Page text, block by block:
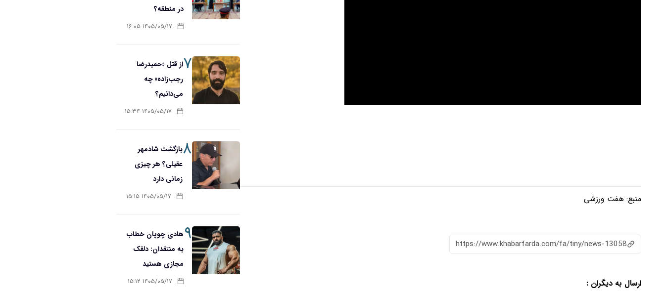
منبع: هفت ورزشی
https://www.khabarfarda.com/fa/tiny/news-13058
ارسال به دیگران :
در منطقه؟
۱۴۰۵/۰۵/۱۷ ۱۶:۰۵
۷از قتل «حمیدرضا
رجب‌زاده» چه
می‌دانیم؟
۱۴۰۵/۰۵/۱۷ ۱۵:۳۴
۸بازگشت شادمهر
عقیلی؟ هر چیزی
زمانی دارد
۱۴۰۵/۰۵/۱۷ ۱۵:۱۵
۹هادی چوپان خطاب
به منتقدان: دلقک
مجازی هستید
۱۴۰۵/۰۵/۱۷ ۱۵:۱۲